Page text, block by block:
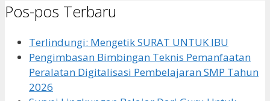
Pos-pos Terbaru
Terlindungi: Mengetik SURAT UNTUK IBU
Pengimbasan Bimbingan Teknis Pemanfaatan
Peralatan Digitalisasi Pembelajaran SMP Tahun
2026